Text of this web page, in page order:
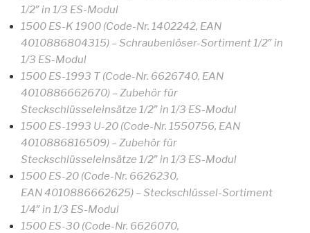
1/2″ in 1/3 ES-Modul
1500 ES-K 1900 (Code-Nr. 1402242, EAN
4010886804315) – Schraubenlöser-Sortiment 1/2″ in
1/3 ES-Modul
1500 ES-1993 T (Code-Nr. 6626740, EAN
4010886662670) – Zubehör für
Steckschlüsseleinsätze 1/2″ in 1/3 ES-Modul
1500 ES-1993 U-20 (Code-Nr. 1550756, EAN
4010886816509) – Zubehör für
Steckschlüsseleinsätze 1/2″ in 1/3 ES-Modul
1500 ES-20 (Code-Nr. 6626230,
EAN 4010886662625) – Steckschlüssel-Sortiment
1/4″ in 1/3 ES-Modul
1500 ES-30 (Code-Nr. 6626070,